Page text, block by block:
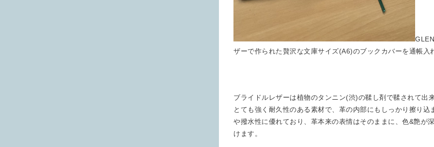
ザーで作られた贅沢な文庫サイズ(A6)のブックカバーを通帳入
ブライドルレザーは植物のタンニン(渋)の鞣し剤で鞣されて出
とても強く耐久性のある素材で、革の内部にもしっかり擦り
や撥水性に優れており、革本来の表情はそのままに、色&艶が
けます。